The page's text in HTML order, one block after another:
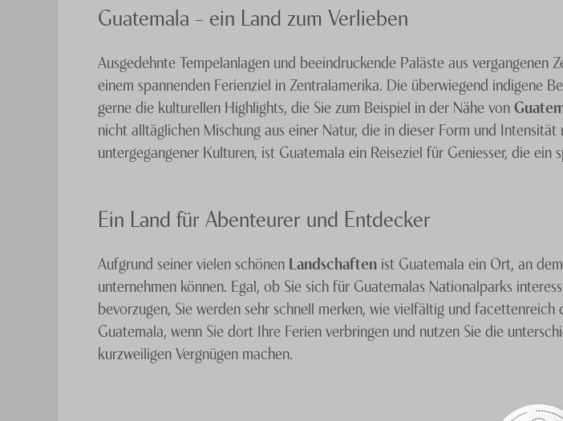
Guatemala – ein Land zum Verlieben
Ausgedehnte Tempelanlagen und beeindruckende Paläste aus
einem spannenden Ferienziel in Zentralamerika. Die überwiegend indigene
gerne die kulturellen Highlights, die Sie zum Beispiel in der Nähe von
nicht alltäglichen Mischung aus einer Natur, die in dieser Form und
untergegangener Kulturen, ist Guatemala ein Reiseziel für Geniesser, die
Ein Land für Abenteurer und Entdecker
Aufgrund seiner vielen schönen Landschaften ist Guatemala ein Ort, an
unternehmen können. Egal, ob Sie sich für Guatemalas Nationalparks
bevorzugen, Sie werden sehr schnell merken, wie vielfältig und
Guatemala, wenn Sie dort Ihre Ferien verbringen und nutzen Sie die
kurzweiligen Vergnügen machen.